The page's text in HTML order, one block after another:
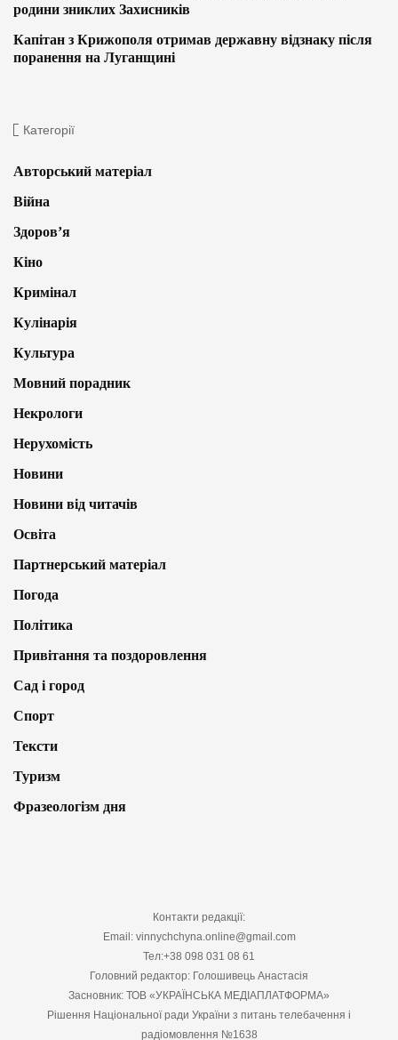
родини зниклих Захисників
Капітан з Крижополя отримав державну відзнаку після
поранення на Луганщині
Категорії
Авторський матеріал
Війна
Здоров’я
Кіно
Кримінал
Кулінарія
Культура
Мовний порадник
Некрологи
Нерухомість
Новини
Новини від читачів
Освіта
Партнерський матеріал
Погода
Політика
Привітання та поздоровлення
Сад і город
Спорт
Тексти
Туризм
Фразеологізм дня
Контакти редакції:
Email: vinnychchyna.online@gmail.com
Тел:+38 098 031 08 61
Головний редактор: Голошивець Анастасія
Засновник: ТОВ «УКРАЇНСЬКА МЕДІАПЛАТФОРМА»
Рішення Національної ради України з питань телебачення і
радіомовлення №1638